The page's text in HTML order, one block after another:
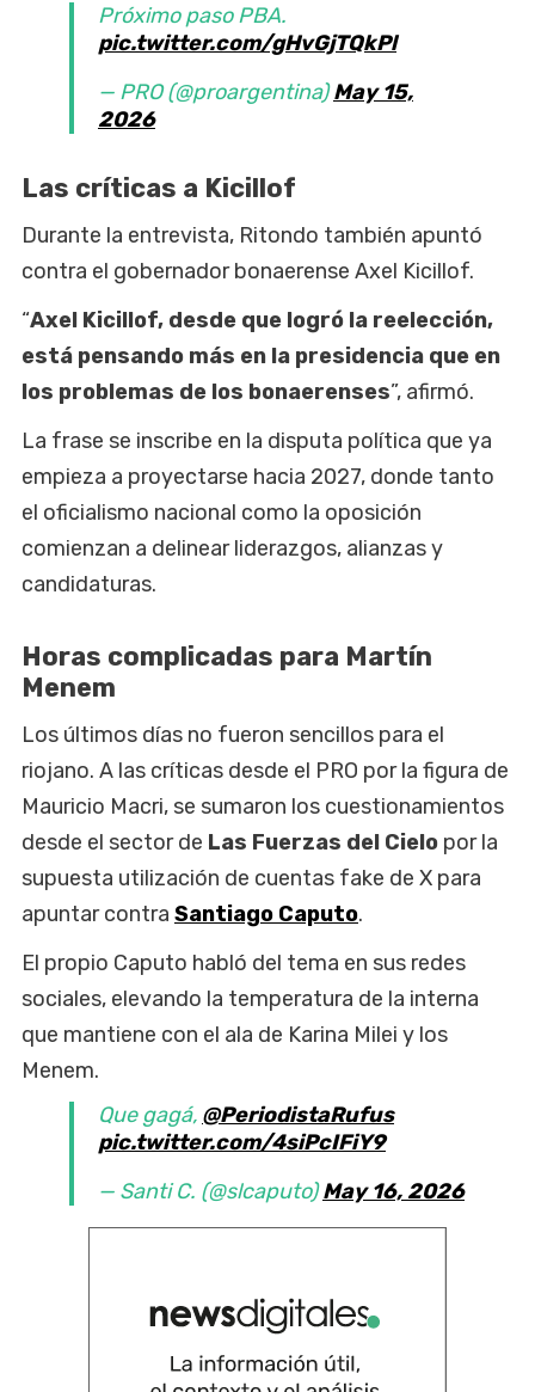
Próximo paso PBA.
pic.twitter.com/gHvGjTQkPl
— PRO (@proargentina)May 15,
2026
Las críticas a Kicillof
Durante la entrevista, Ritondo también apuntó
contra el gobernador bonaerense Axel Kicillof.
“Axel Kicillof, desde que logró la reelección,
está pensando más en la presidencia que en
los problemas de los bonaerenses”, afirmó.
La frase se inscribe en la disputa política que ya
empieza a proyectarse hacia 2027, donde tanto
el oficialismo nacional como la oposición
comienzan a delinear liderazgos, alianzas y
candidaturas.
Horas complicadas para Martín
Menem
Los últimos días no fueron sencillos para el
riojano. A las críticas desde el PRO por la figura de
Mauricio Macri, se sumaron los cuestionamientos
desde el sector de Las Fuerzas del Cielo por la
supuesta utilización de cuentas fake de X para
apuntar contra Santiago Caputo.
El propio Caputo habló del tema en sus redes
sociales, elevando la temperatura de la interna
que mantiene con el ala de Karina Milei y los
Menem.
Que gagá, @PeriodistaRufus
pic.twitter.com/4siPcIFiY9
— Santi C. (@slcaputo)May 16, 2026